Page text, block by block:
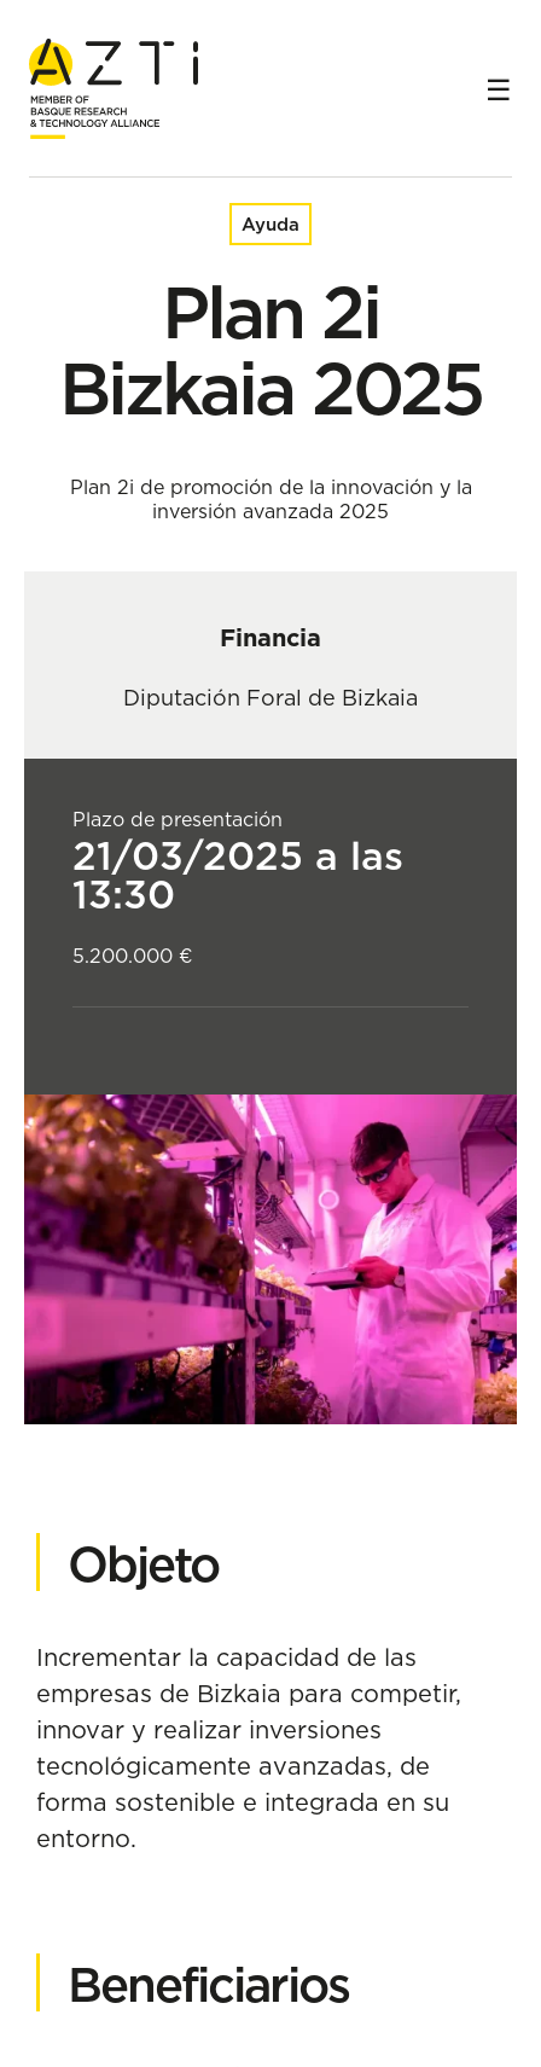
Inicio Ayudas Plan 2i Bizkaia 2025
Ayuda
Plan 2i
Bizkaia 2025
Plan 2i de promoción de la innovación y la
inversión avanzada 2025
Financia
Diputación Foral de Bizkaia
Plazo de presentación
21/03/2025 a las
13:30
5.200.000 €
Objeto
Incrementar la capacidad de las
empresas de Bizkaia para competir,
innovar y realizar inversiones
tecnológicamente avanzadas, de
forma sostenible e integrada en su
entorno.
Beneficiarios